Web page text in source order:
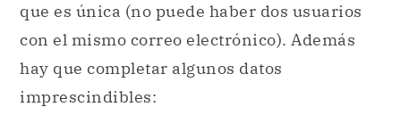
que es única (no puede haber dos usuarios
con el mismo correo electrónico). Además
hay que completar algunos datos
imprescindibles: